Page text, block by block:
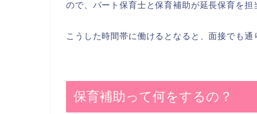
ので、パート保育士と保育補助が延長保育を担
こうした時間帯に働けるとなると、面接でも通
保育補助って何をするの？